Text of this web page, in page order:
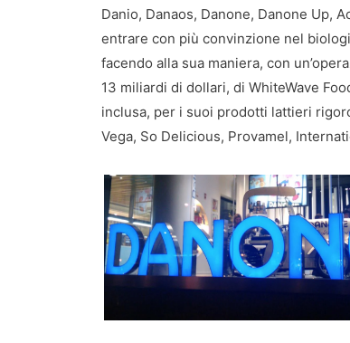
Danio, Danaos, Danone, Danone Up,
entrare con più convinzione nel
facendo alla sua maniera, con
13 miliardi di dollari, di WhiteWave
inclusa, per i suoi prodotti lattieri
Vega, So Delicious, Provamel,